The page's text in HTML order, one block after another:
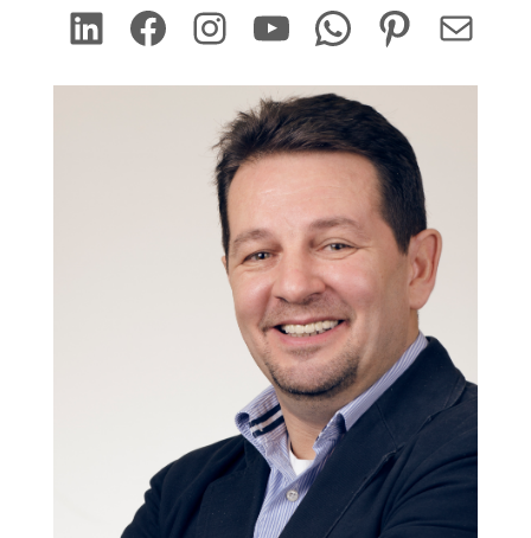
LinkedIn Facebook Instagram YouTube WhatsApp Pinterest Mail